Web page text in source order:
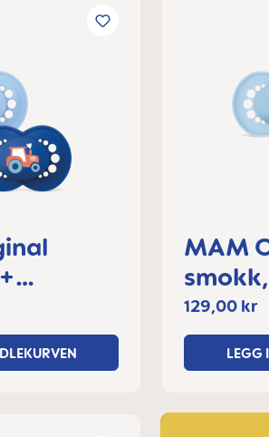
MAM
smokk, 16+
129,00 kr
LEGG